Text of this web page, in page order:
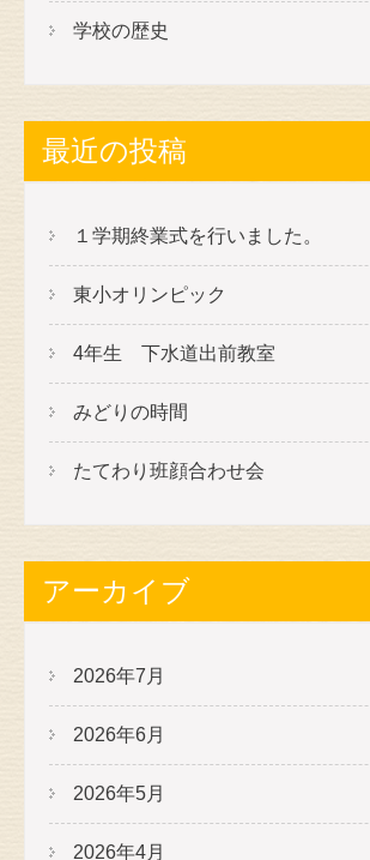
学校の歴史
最近の投稿
１学期終業式を行いました。
東小オリンピック
4年生 下水道出前教室
みどりの時間
たてわり班顔合わせ会
アーカイブ
2026年7月
2026年6月
2026年5月
2026年4月